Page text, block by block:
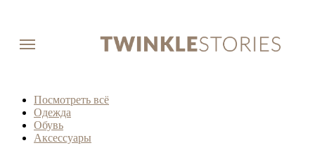
Посмотреть всё
Одежда
Обувь
Аксессуары